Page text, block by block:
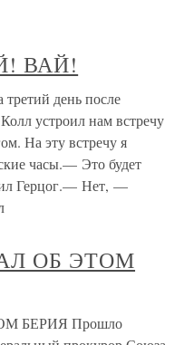
ВАЙ!
день после
устроил нам встречу
На эту встречу я
часы.— Это будет
Герцог.— Нет, —
ОБ ЭТОМ
БЕРИЯ Прошло